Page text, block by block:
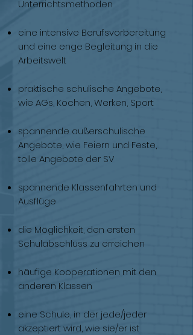
Unterrichtsmethoden
eine intensive Berufsvorbereitung
und eine enge Begleitung in die
Arbeitswelt
praktische schulische Angebote,
wie AGs, Kochen, Werken, Sport
spannende außerschulische
Angebote, wie Feiern und Feste,
tolle Angebote der SV
spannende Klassenfahrten und
Ausflüge
die Möglichkeit, den ersten
Schulabschluss zu erreichen
häufige Kooperationen mit den
anderen Klassen
eine Schule, in der jede/jeder
akzeptiert wird, wie sie/er ist